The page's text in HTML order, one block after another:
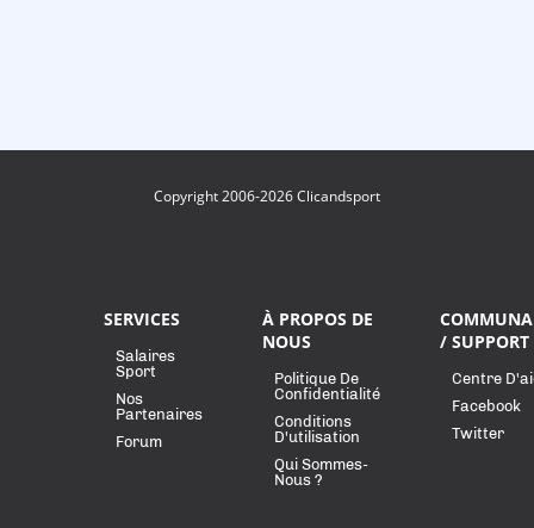
Copyright 2006-2026 Clicandsport
SERVICES
Salaires
Sport
Nos
Partenaires
Forum
À PROPOS DE
NOUS
Politique De
Confidentialité
Conditions
D'utilisation
Qui Sommes-
Nous ?
/ SUPPORT
Centre
Facebook
Twitter